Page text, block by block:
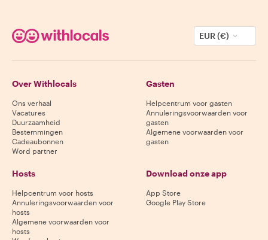
EUR (€)
Over Withlocals
Ons verhaal
Vacatures
Duurzaamheid
Bestemmingen
Cadeaubonnen
Word partner
Gasten
Helpcentrum voor gasten
Annuleringsvoorwaarden voor
gasten
Algemene voorwaarden voor
gasten
Hosts
Helpcentrum voor hosts
Annuleringsvoorwaarden voor
hosts
Algemene voorwaarden voor
hosts
Download onze app
App Store
Google Play Store